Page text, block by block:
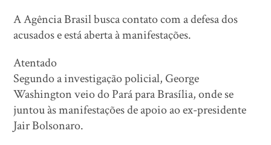
A Agência Brasil busca contato com a defesa dos
acusados e está aberta à manifestações.
Atentado
Segundo a investigação policial, George
Washington veio do Pará para Brasília, onde se
juntou às manifestações de apoio ao ex-presidente
Jair Bolsonaro.